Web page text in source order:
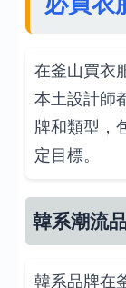
在釜山買衣
本土設計師
牌和類型，
定目標。
韓系潮流
韓系品牌在